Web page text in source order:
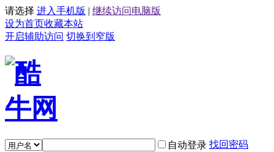
请选择 进入手机版 | 继续访问电脑版
设为首页收藏本站
开启辅助访问 切换到窄版
自动登录 找回密码